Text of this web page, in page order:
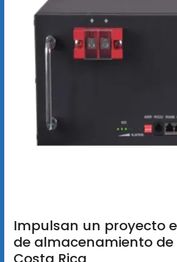
Impulsan un proyecto
de almacenamiento de